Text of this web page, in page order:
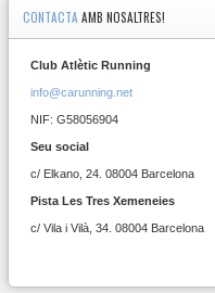
CONTACTA AMB NOSALTRES!
Club Atlètic Running
info@carunning.net
NIF: G58056904
Seu social
c/ Elkano, 24. 08004 Barcelona
Pista Les Tres Xemeneies
c/ Vila i Vilà, 34. 08004 Barcelona